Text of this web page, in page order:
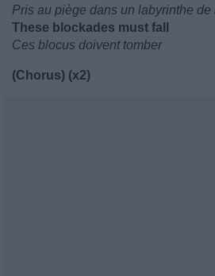
Pris au piège dans un labyrinthe
These blockades must fall
Ces blocus doivent tomber
(Chorus) (x2)